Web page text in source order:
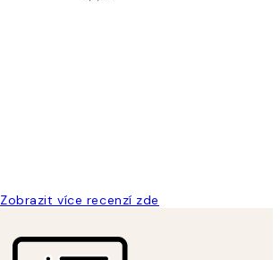
Zobrazit více recenzí zde